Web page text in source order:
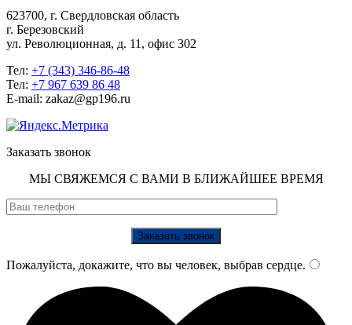
623700, г. Свердловская область
г. Березовский
ул. Революционная, д. 11, офис 302
Тел: +7 (343) 346-86-48
Тел: +7 967 639 86 48
E-mail: zakaz@gp196.ru
Заказать звонок
МЫ СВЯЖЕМСЯ С ВАМИ В БЛИЖАЙШЕЕ ВРЕМЯ
Пожалуйста, докажите, что вы человек, выбрав сердце.